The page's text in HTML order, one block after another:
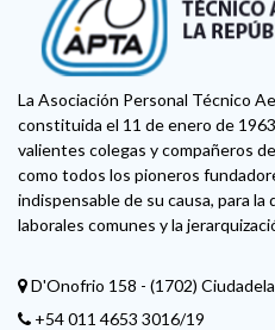
La Asociación Personal Técnico
constituida el 11 de enero de
valientes colegas y compañeros
como todos los pioneros
indispensable de su causa, para
laborales comunes y la
D'Onofrio 158 - (1702)
+54 011 4653 3016/19